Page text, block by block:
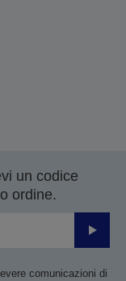
un codice
ordine.
Invia
comunicazioni di